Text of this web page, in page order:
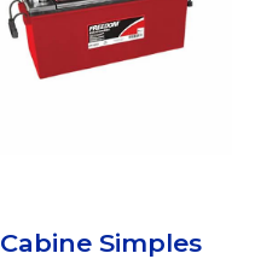
Cabine Simples